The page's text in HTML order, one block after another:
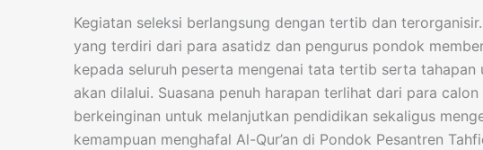
Kegiatan seleksi berlangsung dengan tertib dan
yang terdiri dari para asatidz dan pengurus pondok
kepada seluruh peserta mengenai tata tertib serta tahapan
akan dilalui. Suasana penuh harapan terlihat dari para
berkeinginan untuk melanjutkan pendidikan sekaligus
kemampuan menghafal Al-Qur’an di Pondok Pesantren